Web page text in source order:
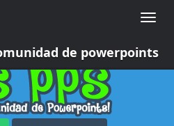
Toggle
de powerpoints